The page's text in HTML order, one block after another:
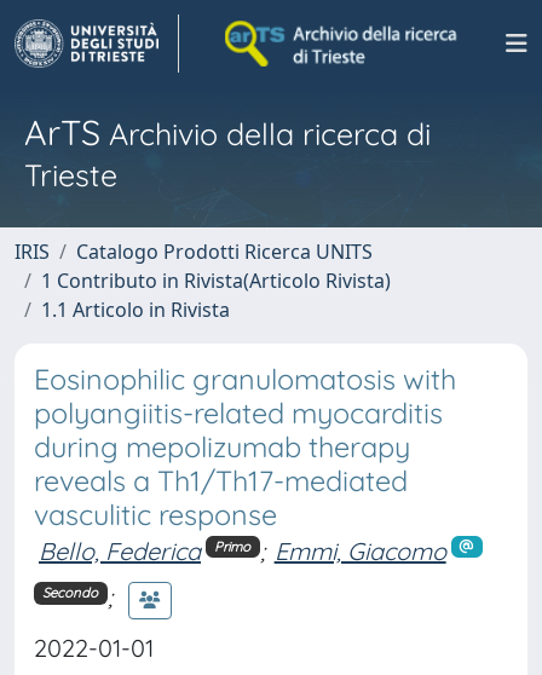
ArTS Archivio della ricerca di
Trieste
IRIS
Catalogo Prodotti Ricerca UNITS
1 Contributo in Rivista(Articolo Rivista)
1.1 Articolo in Rivista
Eosinophilic granulomatosis with
polyangiitis-related myocarditis
during mepolizumab therapy
reveals a Th1/Th17-mediated
vasculitic response
Bello, Federica Primo ; Emmi, Giacomo
Secondo ;
2022-01-01